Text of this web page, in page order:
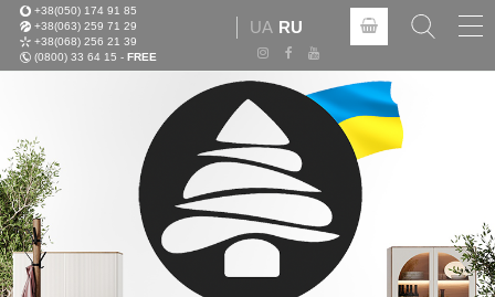
+38(050) 174 91 85
+38(063) 259 71 29
+38(068) 256 21 39
(0800) 33 64 15 - FREE
UA RU